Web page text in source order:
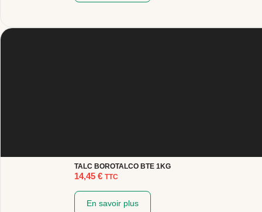
TALC BOROTALCO BTE 1KG
14,45 € TTC
En savoir plus